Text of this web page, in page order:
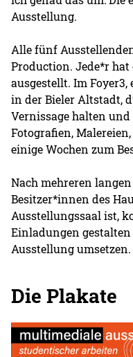
Ausstellung.
Alle fünf
Production. Jede*r
ausgestellt. Im
in der Bieler Altstadt,
Vernissage halten
Fotografien,
einige Wochen zum
Nach mehreren
Besitzer*innen des
Ausstellungssaal ist,
Einladungen
Ausstellung umsetzen.
Die Plakate